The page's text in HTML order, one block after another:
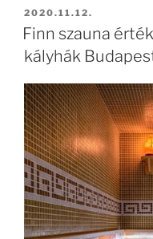
BEKÜLDVE:
2020.11.12.
Finn szauna
kályhák